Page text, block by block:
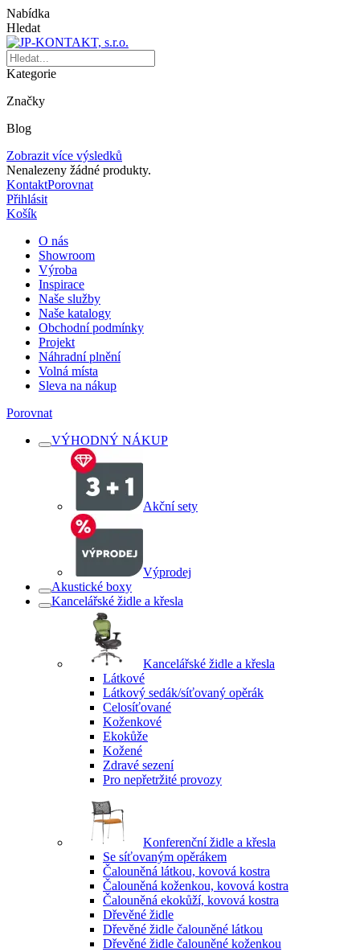
Nabídka
Hledat
Kategorie
Značky
Blog
Zobrazit více výsledků
Nenalezeny žádné produkty.
KontaktPorovnat
Přihlásit
Košík
O nás
Showroom
Výroba
Inspirace
Naše služby
Naše katalogy
Obchodní podmínky
Projekt
Náhradní plnění
Volná místa
Sleva na nákup
Porovnat
VÝHODNÝ NÁKUP
Akční sety
Výprodej
Akustické boxy
Kancelářské židle a křesla
Kancelářské židle a křesla
Látkové
Látkový sedák/síťovaný opěrák
Celosíťované
Koženkové
Ekokůže
Kožené
Zdravé sezení
Pro nepřetržité provozy
Konferenční židle a křesla
Se síťovaným opěrákem
Čalouněná látkou, kovová kostra
Čalouněná koženkou, kovová kostra
Čalouněná ekokůží, kovová kostra
Dřevěné židle
Dřevěné židle čalouněné látkou
Dřevěné židle čalouněné koženkou